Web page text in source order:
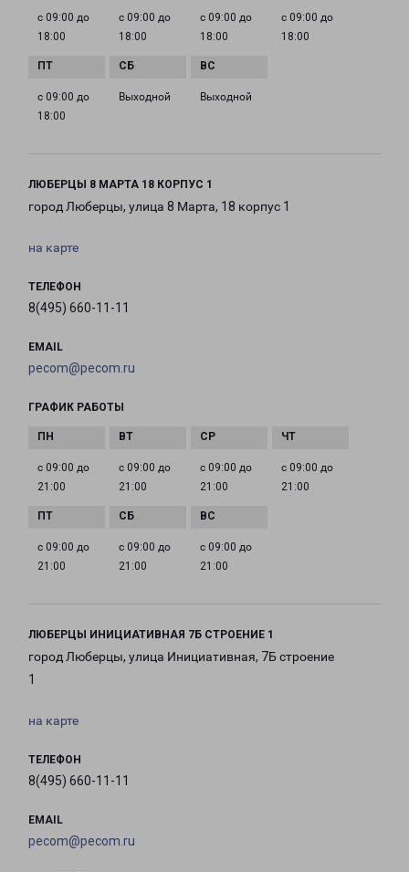
с 09:00 до
18:00
с 09:00 до
18:00
с 09:00 до
18:00
с 09:00 до
18:00
с 09:00 до
18:00
Выходной Выходной
ЛЮБЕРЦЫ 8 МАРТА 18 КОРПУС 1
город Люберцы, улица 8 Марта, 18 корпус 1
на карте
ТЕЛЕФОН
8(495) 660-11-11
EMAIL
pecom@pecom.ru
ГРАФИК РАБОТЫ
с 09:00 до
21:00
с 09:00 до
21:00
с 09:00 до
21:00
с 09:00 до
21:00
с 09:00 до
21:00
с 09:00 до
21:00
с 09:00 до
21:00
ЛЮБЕРЦЫ ИНИЦИАТИВНАЯ 7Б СТРОЕНИЕ 1
город Люберцы, улица Инициативная, 7Б строение
1
на карте
ТЕЛЕФОН
8(495) 660-11-11
EMAIL
pecom@pecom.ru